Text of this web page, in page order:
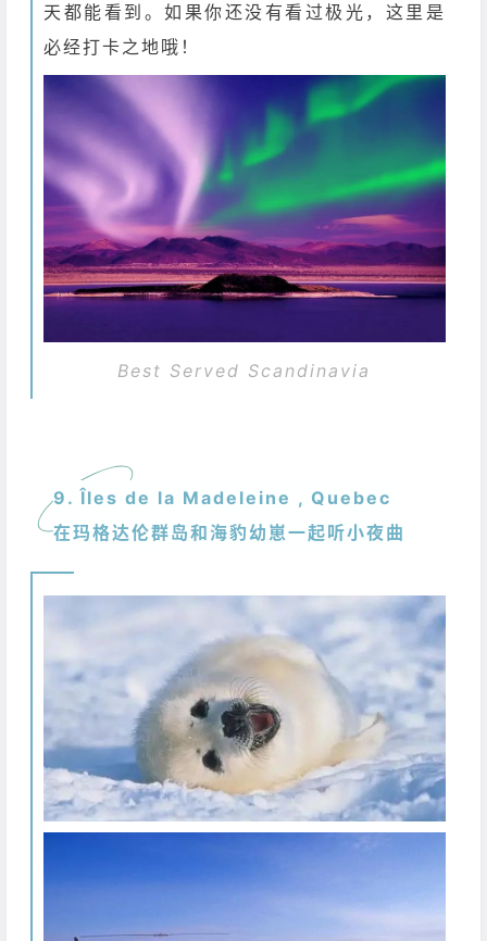
天都能看到。如果你还没有看过极光，这里是
必经打卡之地哦！
Best Served Scandinavia
9. Îles de la Madeleine , Quebec
在玛格达伦群岛和海豹幼崽一起听小夜曲